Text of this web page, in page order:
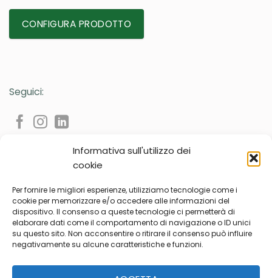
Informativa sull'utilizzo dei
cookie
Per fornire le migliori esperienze, utilizziamo tecnologie come i
cookie per memorizzare e/o accedere alle informazioni del
dispositivo. Il consenso a queste tecnologie ci permetterà di
elaborare dati come il comportamento di navigazione o ID unici
su questo sito. Non acconsentire o ritirare il consenso può influire
negativamente su alcune caratteristiche e funzioni.
CONFIGURA PRODOTTO
Seguici:
Privacy Policy Cookie Policy
2024 © All rights reserved | Ondaline Cosmetici s.r.l.
Sede legale: Via Galileo Galilei 51D - 35035 Mestrino (PD) Italia
Località Ronchi di Campanile, (PD) Italia